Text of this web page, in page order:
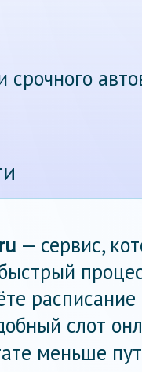
срочного
— сервис,
слот
меньше